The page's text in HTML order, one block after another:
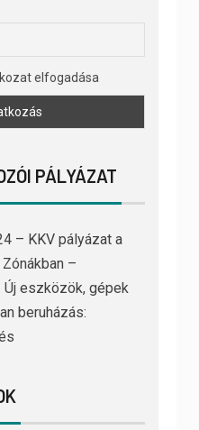
elfogadása
PÁLYÁZAT
– KKV pályázat a
–
eszközök, gépek
beruházás: